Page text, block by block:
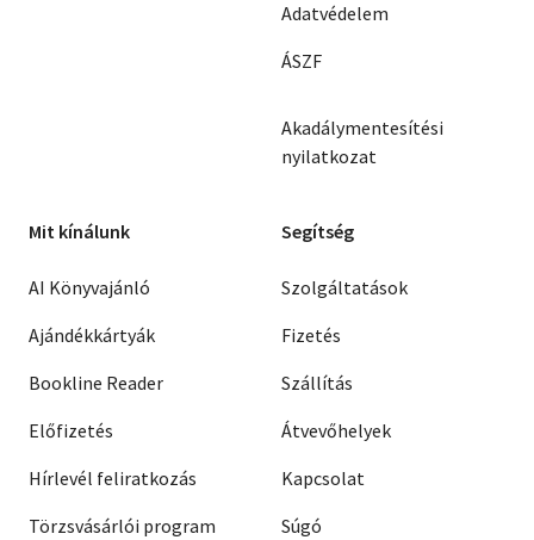
Adatvédelem
ÁSZF
Akadálymentesítési
nyilatkozat
Mit kínálunk
AI Könyvajánló
Ajándékkártyák
Bookline Reader
Előfizetés
Hírlevél feliratkozás
Törzsvásárlói program
Segítség
Szolgáltatások
Fizetés
Szállítás
Átvevőhelyek
Kapcsolat
Súgó